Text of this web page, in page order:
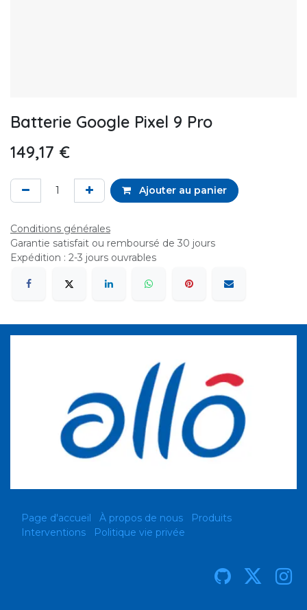
Batterie Google Pixel 9 Pro
149,17 €
Ajouter au panier
Conditions générales
Garantie satisfait ou remboursé de 30 jours
Expédition : 2-3 jours ouvrables
Page d'accueil À propos de nous
Produits
Interventions
Politique vie privée